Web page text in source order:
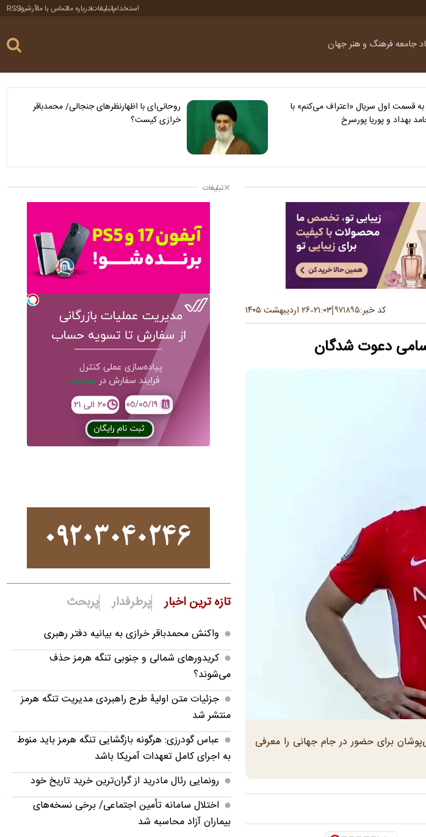
استخدامتبلیغاتدرباره ماتماس با ماآرشیوRSS
جامعهفرهنگ و هنرجهان
قسمت اول سریال «اعتراف می‌کنم» با
بهداد و پوریا پورسرخ
روحانی‌ای با اظهارنظرهای جنجالی/ محمدباقر
خرازی کیست؟
کد خبر:۹۷۱۸۹۵ ۲۱:۰۳-۲۶ اردیبهشت ۱۴۰۵
دعوت شدگان
سازی ملی‌پوشان برای حضور در جام جهانی را معرفی
تبلیغات
تازه ترین اخبار پرطرفدار پربحث
واکنش محمدباقر خرازی به بیانیه دفتر رهبری
کریدورهای شمالی و جنوبی تنگه هرمز حذف
می‌شوند؟
جزئیات متن اولیۀ طرح راهبردی مدیریت تنگه هرمز
منتشر شد
عباس گودرزی: هرگونه بازگشایی تنگه هرمز باید منوط
به اجرای کامل تعهدات آمریکا باشد
رونمایی رئال مادرید از گران‌ترین خرید تاریخ خود
اختلال سامانه تأمین اجتماعی/ برخی نسخه‌های
بیماران آزاد محاسبه شد